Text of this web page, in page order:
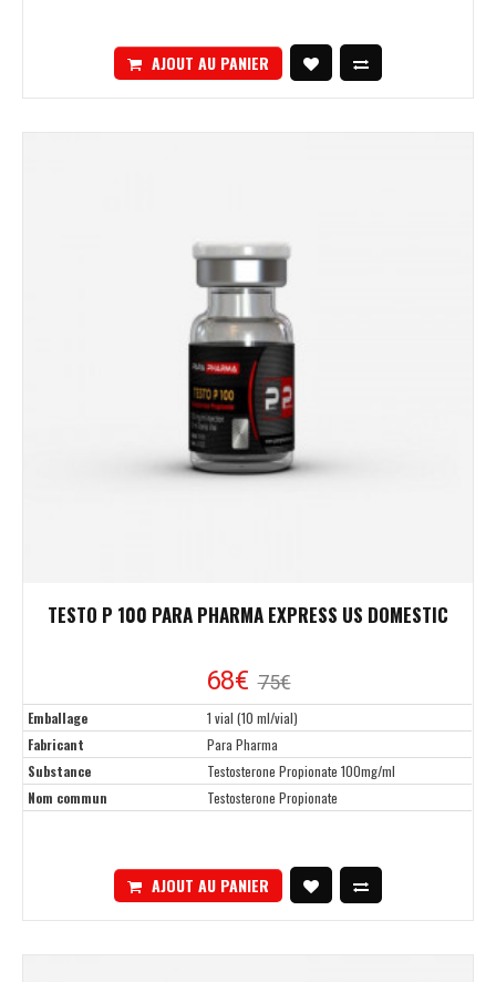
AJOUT AU PANIER
TESTO P 100 PARA PHARMA EXPRESS US DOMESTIC
68€ 75€
Emballage
1 vial (10 ml/vial)
Fabricant
Para Pharma
Substance
Testosterone Propionate 100mg/ml
Nom commun
Testosterone Propionate
AJOUT AU PANIER